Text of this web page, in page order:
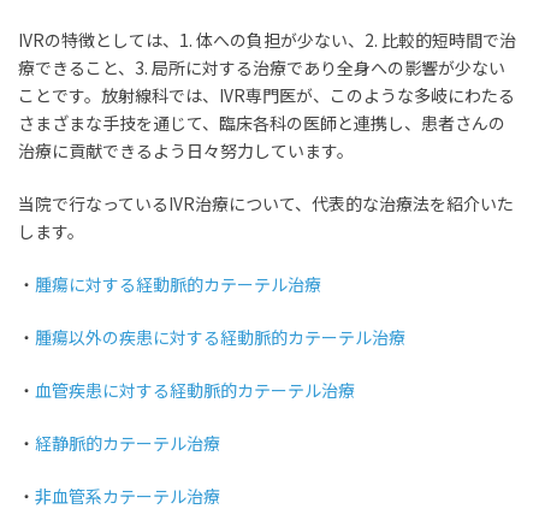
IVRの特徴としては、1. 体への負担が少ない、2. 比較的短時間で治
療できること、3. 局所に対する治療であり全身への影響が少ない
ことです。放射線科では、IVR専門医が、このような多岐にわたる
さまざまな手技を通じて、臨床各科の医師と連携し、患者さんの
治療に貢献できるよう日々努力しています。
当院で行なっているIVR治療について、代表的な治療法を紹介いた
します。
・ 腫瘍に対する経動脈的カテーテル治療
・ 腫瘍以外の疾患に対する経動脈的カテーテル治療
・ 血管疾患に対する経動脈的カテーテル治療
・ 経静脈的カテーテル治療
・ 非血管系カテーテル治療